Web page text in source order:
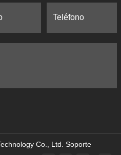
Co., Ltd. Soporte